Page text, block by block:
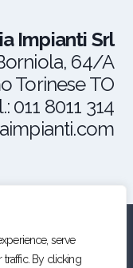
serve
By clicking
Impianti Srl
64/A
Torinese TO
011 8011 314
e R.I.